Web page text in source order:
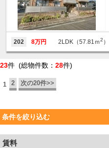
202 8万円 2LDK（57.81ｍ2 ）
23件 (総物件数： 28件)
1 2 次の20件>>
条件を絞り込む
賃料